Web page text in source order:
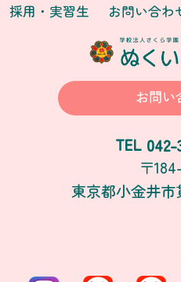
採用・実習生
お問い合わ
お問い
TEL 042-
〒
東京都小金井市